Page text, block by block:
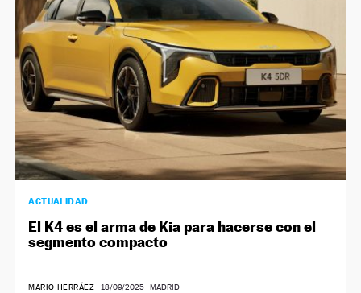
ACTUALIDAD
El K4 es el arma de Kia para hacerse con el
segmento compacto
MARIO HERRÁEZ | 18/09/2025| MADRID